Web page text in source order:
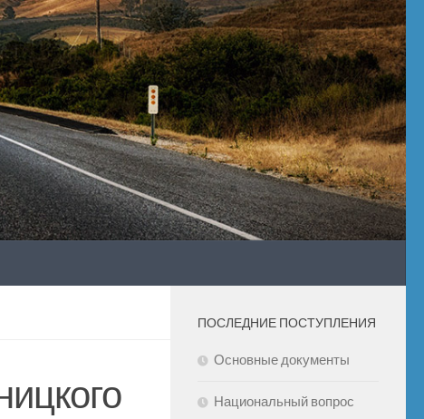
ПОСЛЕДНИЕ ПОСТУПЛЕНИЯ
Основные документы
Национальный вопрос